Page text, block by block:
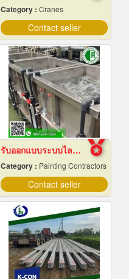
Category : Cranes
Contact seller
รับออกแบบระบบไลน์ชุบชิ้นงานอุตสาหกรรม
Category : Painting Contractors
Contact seller